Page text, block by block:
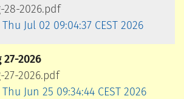
2026.pdf
Thu Jul 02 09:04:37 CEST 2026
2026
2026.pdf
Thu Jun 25 09:34:44 CEST 2026